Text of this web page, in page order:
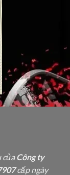
củaCông ty
cấp ngày